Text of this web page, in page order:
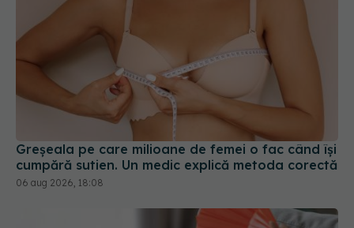
Greșeala pe care milioane de femei o fac când își
cumpără sutien. Un medic explică metoda corectă
06 aug 2026, 18:08